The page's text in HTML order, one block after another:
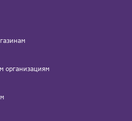
организациям